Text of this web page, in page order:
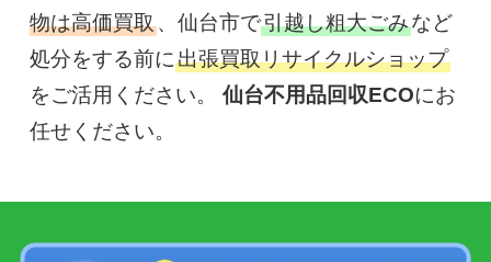
物は高価買取、仙台市で引越し粗大ごみなど
処分をする前に出張買取リサイクルショップ
をご活用ください。 仙台不用品回収ECOにお
任せください。